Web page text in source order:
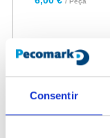
Consentir